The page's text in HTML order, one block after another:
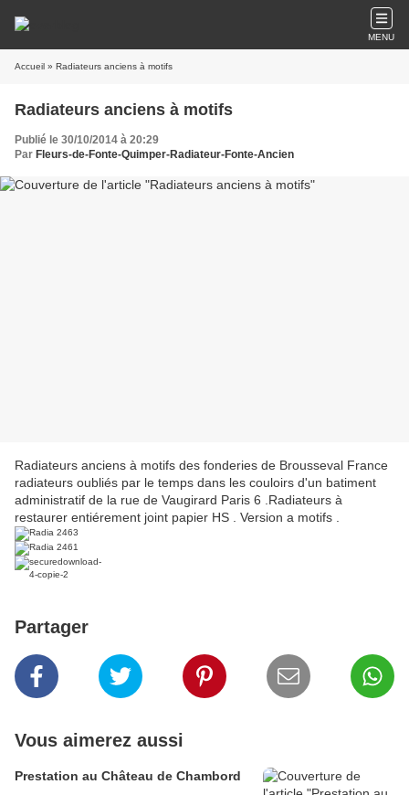
MENU
Accueil » Radiateurs anciens à motifs
Radiateurs anciens à motifs
Publié le 30/10/2014 à 20:29
Par Fleurs-de-Fonte-Quimper-Radiateur-Fonte-Ancien
Radiateurs anciens à motifs des fonderies de Brousseval France
radiateurs oubliés par le temps dans les couloirs d'un batiment
administratif de la rue de Vaugirard Paris 6 .Radiateurs à
restaurer entiérement joint papier HS . Version a motifs .
Partager
Vous aimerez aussi
Prestation au Château de Chambord